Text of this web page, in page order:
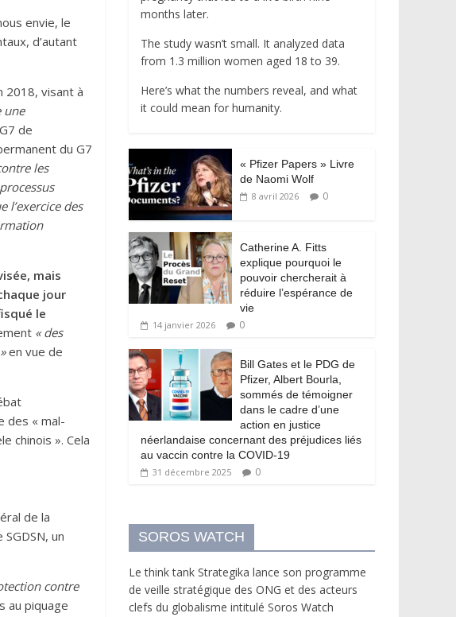
envie, le
d’autant
2018, visant à
une
de
du G7
les
des
mais
jour
le
« des
en vue de
des « mal-
chinois ». Cela
de la
un
contre
au piquage
months later.
The study wasn’t small. It analyzed data
from 1.3 million women aged 18 to 39.
Here’s what the numbers reveal, and what
it could mean for humanity.
« Pfizer Papers » Livre
de Naomi Wolf
8 avril 2026 0
Catherine A. Fitts
explique pourquoi le
pouvoir chercherait à
réduire l’espérance de
vie
14 janvier 2026 0
Bill Gates et le PDG de
Pfizer, Albert Bourla,
sommés de témoigner
dans le cadre d’une
action en justice
néerlandaise concernant des préjudices liés
au vaccin contre la COVID-19
31 décembre 2025 0
SOROS WATCH
Le think tank Strategika lance son programme
de veille stratégique des ONG et des acteurs
clefs du globalisme intitulé Soros Watch